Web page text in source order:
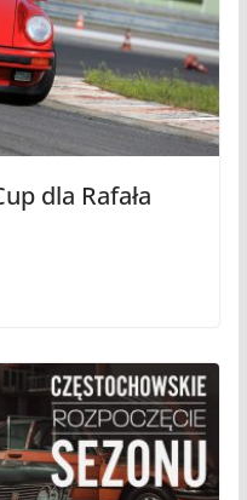
dla Rafała